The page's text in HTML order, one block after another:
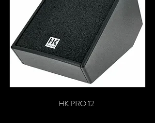
HK PRO 12